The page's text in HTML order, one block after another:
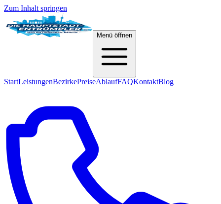
Zum Inhalt springen
Menü öffnen
StartLeistungenBezirkePreiseAblaufFAQKontaktBlog